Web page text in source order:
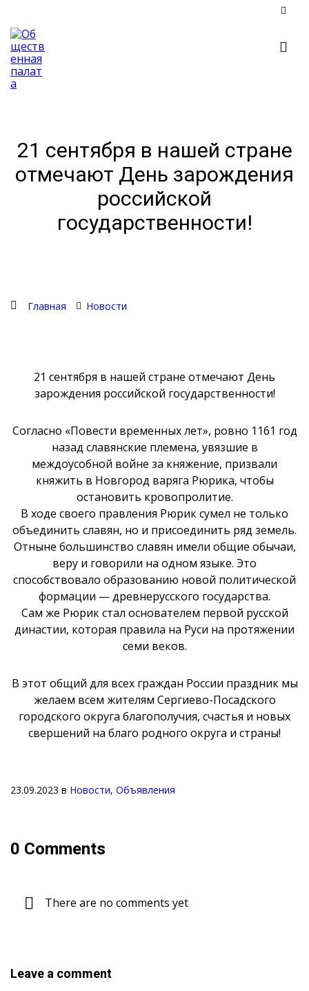
21 сентября в нашей стране
отмечают День зарождения
российской
государственности!
Главная Новости
21 сентября в нашей стране отмечают День
зарождения российской государственности!
Согласно «Повести временных лет», ровно 1161 год
назад славянские племена, увязшие в
междоусобной войне за княжение, призвали
княжить в Новгород варяга Рюрика, чтобы
остановить кровопролитие.
В ходе своего правления Рюрик сумел не только
объединить славян, но и присоединить ряд земель.
Отныне большинство славян имели общие обычаи,
веру и говорили на одном языке. Это
способствовало образованию новой политической
формации — древнерусского государства.
Сам же Рюрик стал основателем первой русской
династии, которая правила на Руси на протяжении
семи веков.
В этот общий для всех граждан России праздник мы
желаем всем жителям Сергиево-Посадского
городского округа благополучия, счастья и новых
свершений на благо родного округа и страны!
23.09.2023 в Новости, Объявления
0 Comments
There are no comments yet
Leave a comment